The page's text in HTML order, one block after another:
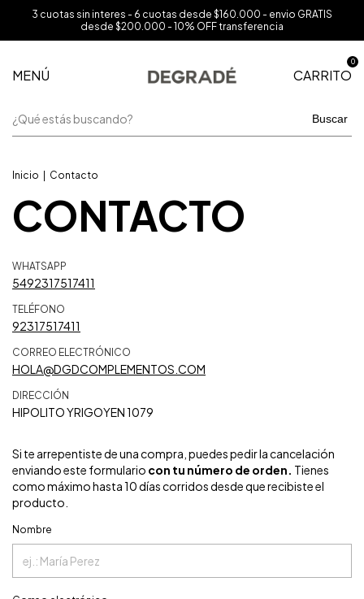
3 cuotas sin interes - 6 cuotas desde $160.000 - envio GRATIS
desde $200.000 - 10% OFF transferencia
MENÚ CARRITO
0
Buscar
Inicio Contacto
CONTACTO
WHATSAPP
5492317517411
TELÉFONO
92317517411
CORREO ELECTRÓNICO
HOLA@DGDCOMPLEMENTOS.COM
DIRECCIÓN
HIPOLITO YRIGOYEN 1079
Si te arrepentiste de una compra, puedes pedir la cancelación
enviando este formulario con tu número de orden. Tienes
como máximo hasta 10 días corridos desde que recibiste el
producto.
Nombre